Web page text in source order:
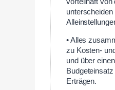
unterscheiden
• Alles
zu Kosten-
und über
Erträgen.